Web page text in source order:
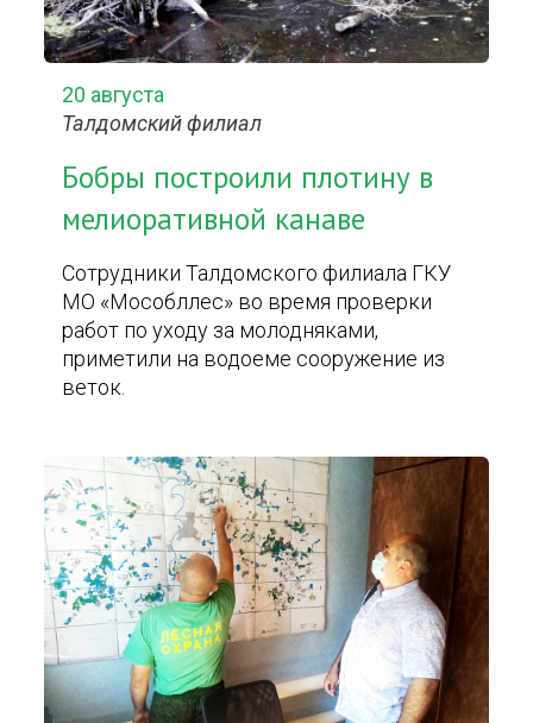
20 августа
Талдомский филиал
Бобры построили плотину в
мелиоративной канаве
Сотрудники Талдомского филиала ГКУ
МО «Мособллес» во время проверки
работ по уходу за молодняками,
приметили на водоеме сооружение из
веток.